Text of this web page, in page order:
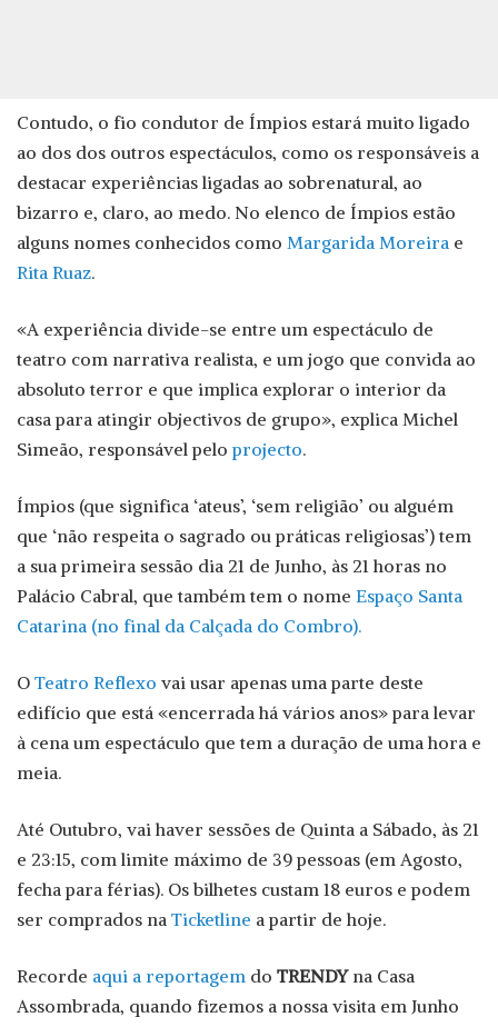
Contudo, o fio condutor de Ímpios estará muito ligado
ao dos dos outros espectáculos, como os responsáveis a
destacar experiências ligadas ao sobrenatural, ao
bizarro e, claro, ao medo. No elenco de Ímpios estão
alguns nomes conhecidos como Margarida Moreira e
Rita Ruaz.
«A experiência divide-se entre um espectáculo de
teatro com narrativa realista, e um jogo que convida ao
absoluto terror e que implica explorar o interior da
casa para atingir objectivos de grupo», explica Michel
Simeão, responsável peloprojecto.
Ímpios (que significa ‘ateus’, ‘sem religião’ ou alguém
que ‘não respeita o sagrado ou práticas religiosas’) tem
a sua primeira sessão dia 21 de Junho, às 21 horas no
Palácio Cabral, que também tem o nome Espaço Santa
Catarina (no final da Calçada do Combro).
O Teatro Reflexo vai usar apenas uma parte deste
edifício que está «encerrada há vários anos» para levar
à cena um espectáculo que tem a duração de uma hora e
meia.
Até Outubro, vai haver sessões de Quinta a Sábado, às 21
e 23:15, com limite máximo de 39 pessoas (em Agosto,
fecha para férias). Os bilhetes custam 18 euros e podem
ser comprados na Ticketline a partir de hoje.
Recorde aqui a reportagem do TRENDYna Casa
Assombrada, quando fizemos a nossa visita em Junho